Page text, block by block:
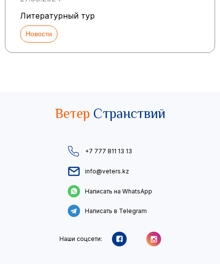
Литературный тур
Новости
Ветер Странствий
+7 777 811 13 13
info@veters.kz
Написать на WhatsApp
Написать в Telegram
Наши соцсети: